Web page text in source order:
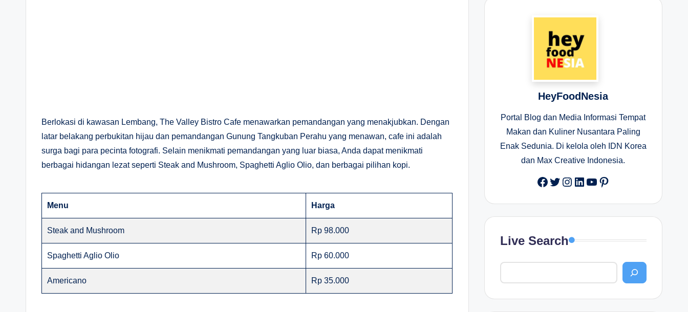
Berlokasi di kawasan Lembang, The Valley Bistro Cafe menawarkan pemandangan yang menakjubkan. Dengan
latar belakang perbukitan hijau dan pemandangan Gunung Tangkuban Perahu yang menawan, cafe ini adalah
surga bagi para pecinta fotografi. Selain menikmati pemandangan yang luar biasa, Anda dapat menikmati
berbagai hidangan lezat seperti Steak and Mushroom, Spaghetti Aglio Olio, dan berbagai pilihan kopi.
Menu Harga
Steak and Mushroom Rp 98.000
Spaghetti Aglio Olio Rp 60.000
Americano Rp 35.000
HeyFoodNesia
Portal Blog dan Media Informasi Tempat
Makan dan Kuliner Nusantara Paling
Enak Sedunia. Di kelola oleh IDN Korea
dan Max Creative Indonesia.
Facebook
Twitter
Instagram
LinkedIn
YouTube
Pinterest
Live Search